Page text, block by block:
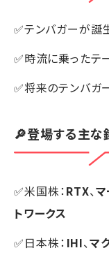
✅テンバガーが誕
✅時流に乗ったテ
✅将来のテンバガ
🔎登場する主な
✅米国株：RTX、
トワークス
✅日本株： IHI、マ